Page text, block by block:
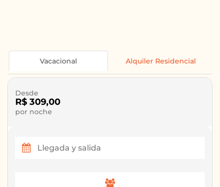
Vacacional Alquiler Residencial
Desde
R$ 309,00
por noche